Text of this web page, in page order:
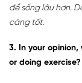
để sống lâu hơn.
càng tốt.
3. In your
or doing exercise?